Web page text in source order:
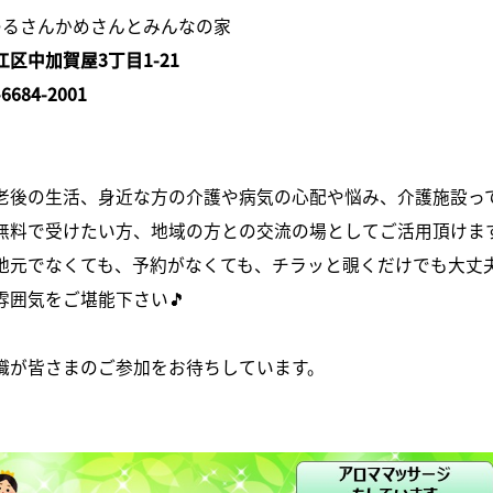
さんかめさんとみんなの家
区中加賀屋3丁目1-21
2001
後の生活、身近な方の介護や病気の心配や悩み、介護施設
料で受けたい方、地域の方との交流の場としてご活用頂けま
元でなくても、予約がなくても、チラッと覗くだけでも大丈
気をご堪能下さい🎵
皆さまのご参加をお待ちしています。